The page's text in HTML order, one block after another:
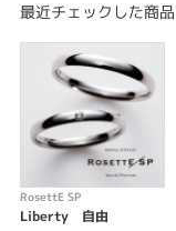
いうイメージでシンプル
レディースはダイヤモン
す。
メンズは定番のシンプル
ております。
最近チェックした商品
RosettE SP
Liberty 自由